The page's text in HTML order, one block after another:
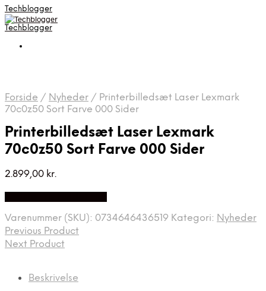
Techblogger
Techblogger
Forside / Nyheder / Printerbilledsæt Laser Lexmark
70c0z50 Sort Farve 000 Sider
Printerbilledsæt Laser Lexmark
70c0z50 Sort Farve 000 Sider
2.899,00 kr.
Varenummer (SKU): 0734646436519 Kategori: Nyheder
Previous Product
Next Product
Beskrivelse